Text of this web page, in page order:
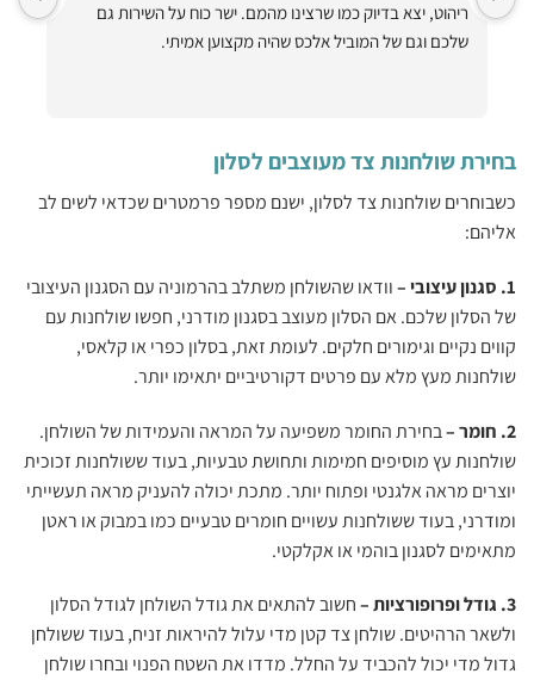
שלכם וגם של המוביל אלכס שהיה מקצוען אמיתי.
בחירת שולחנות צד מעוצבים לסלון
כשבוחרים שולחנות צד לסלון, ישנם מספר פרמטרים שכדאי לשים לב
אליהם:
1. סגנון עיצובי –
וודאו שהשולחן משתלב בהרמוניה עם הסגנון העיצובי
של הסלון שלכם. אם הסלון מעוצב בסגנון מודרני, חפשו שולחנות עם
קווים נקיים וגימורים חלקים. לעומת זאת, בסלון כפרי או קלאסי,
שולחנות מעץ מלא עם פרטים דקורטיביים יתאימו יותר.
2. חומר –
בחירת החומר משפיעה על המראה והעמידות של השולחן.
שולחנות עץ מוסיפים חמימות ותחושת טבעיות, בעוד ששולחנות זכוכית
יוצרים מראה אלגנטי ופתוח יותר. מתכת יכולה להעניק מראה תעשייתי
ומודרני, בעוד ששולחנות עשויים חומרים טבעיים כמו במבוק או ראטן
מתאימים לסגנון בוהמי או אקלקטי.
3. גודל ופרופורציות –
חשוב להתאים את גודל השולחן לגודל הסלון
ולשאר הרהיטים. שולחן צד קטן מדי עלול להיראות זניח, בעוד ששולחן
גדול מדי יכול להכביד על החלל. מדדו את השטח הפנוי ובחרו שולחן